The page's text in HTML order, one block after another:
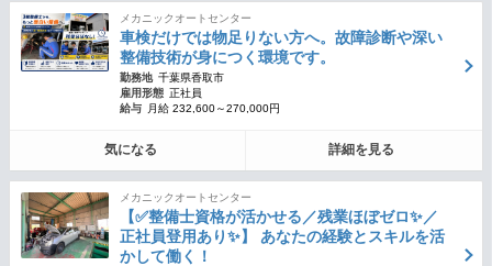
メカニックオートセンター
車検だけでは物足りない方へ。故障診断や深い
整備技術が身につく環境です。
勤務地 千葉県香取市
雇用形態 正社員
給与
月給 232,600～270,000円
気になる 詳細を見る
メカニックオートセンター
【✅整備士資格が活かせる／残業ほぼゼロ✨／
正社員登用あり✨】 あなたの経験とスキルを活
かして働く！